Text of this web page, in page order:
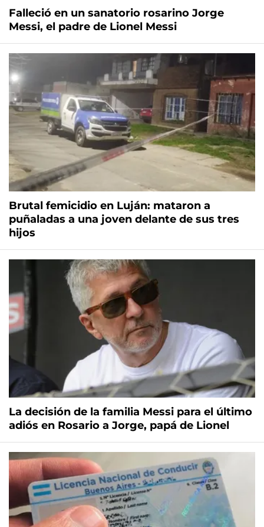
Falleció en un sanatorio rosarino Jorge
Messi, el padre de Lionel Messi
Brutal femicidio en Luján: mataron a
puñaladas a una joven delante de sus tres
hijos
La decisión de la familia Messi para el último
adiós en Rosario a Jorge, papá de Lionel